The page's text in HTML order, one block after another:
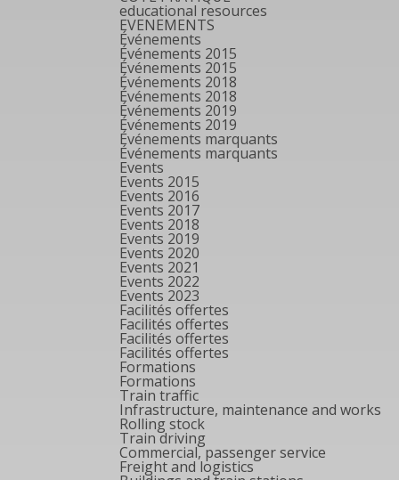
educational resources
EVENEMENTS
Événements
Événements 2015
Événements 2015
Événements 2018
Événements 2018
Événements 2019
Événements 2019
Événements marquants
Événements marquants
Events
Events 2015
Events 2016
Events 2017
Events 2018
Events 2019
Events 2020
Events 2021
Events 2022
Events 2023
Facilités offertes
Facilités offertes
Facilités offertes
Facilités offertes
Formations
Formations
Train traffic
Infrastructure, maintenance and works
Rolling stock
Train driving
Commercial, passenger service
Freight and logistics